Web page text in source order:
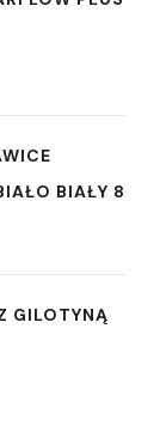
BIAŁY 8
GILOTYNĄ